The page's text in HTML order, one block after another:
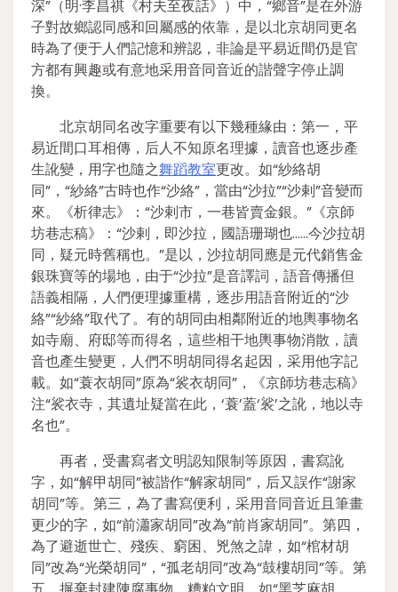
深”（明·李昌祺《村夫至夜話》）中，“鄉音”是在外游
子對故鄉認同感和回屬感的依靠，是以北京胡同更名
時為了便于人們記憶和辨認，非論是平易近間仍是官
方都有興趣或有意地采用音同音近的諧聲字停止調
換。
北京胡同名改字重要有以下幾種緣由：第一，平
易近間口耳相傳，后人不知原名理據，讀音也逐步產
生訛變，用字也隨之舞蹈教室更改。如“紗絡胡
同”，“紗絡”古時也作“沙絡”，當由“沙拉”“沙剌”音變而
來。《析律志》：“沙剌市，一巷皆賣金銀。”《京師
坊巷志稿》：“沙剌，即沙拉，國語珊瑚也……今沙拉胡
同，疑元時舊稱也。”是以，沙拉胡同應是元代銷售金
銀珠寶等的場地，由于“沙拉”是音譯詞，語音傳播但
語義相隔，人們便理據重構，逐步用語音附近的“沙
絡”“紗絡”取代了。有的胡同由相鄰附近的地輿事物名
如寺廟、府邸等而得名，這些相干地輿事物消散，讀
音也產生變更，人們不明胡同得名起因，采用他字記
載。如“蓑衣胡同”原為“裟衣胡同”，《京師坊巷志稿》
注“裟衣寺，其遺址疑當在此，‘蓑’蓋‘裟’之訛，地以寺
名也”。
再者，受書寫者文明認知限制等原因，書寫訛
字，如“解甲胡同”被諧作“解家胡同”，后又誤作“謝家
胡同”等。第三，為了書寫便利，采用音同音近且筆畫
更少的字，如“前瀟家胡同”改為“前肖家胡同”。第四，
為了避逝世亡、殘疾、窮困、兇煞之諱，如“棺材胡
同”改為“光榮胡同”，“孤老胡同”改為“鼓樓胡同”等。第